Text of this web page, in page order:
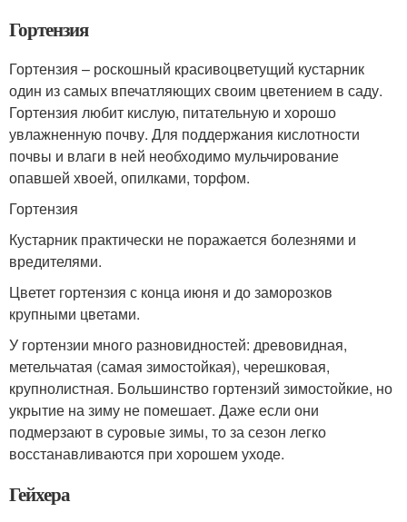
Гортензия
Гортензия – роскошный красивоцветущий кустарник
один из самых впечатляющих своим цветением в саду.
Гортензия любит кислую, питательную и хорошо
увлажненную почву. Для поддержания кислотности
почвы и влаги в ней необходимо мульчирование
опавшей хвоей, опилками, торфом.
Гортензия
Кустарник практически не поражается болезнями и
вредителями.
Цветет гортензия с конца июня и до заморозков
крупными цветами.
У гортензии много разновидностей: древовидная,
метельчатая (самая зимостойкая), черешковая,
крупнолистная. Большинство гортензий зимостойкие, но
укрытие на зиму не помешает. Даже если они
подмерзают в суровые зимы, то за сезон легко
восстанавливаются при хорошем уходе.
Гейхера